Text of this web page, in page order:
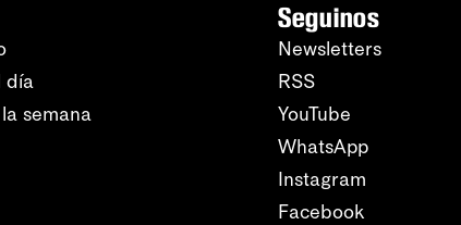
día
semana
Seguinos
Newsletters
RSS
YouTube
WhatsApp
Instagram
Facebook